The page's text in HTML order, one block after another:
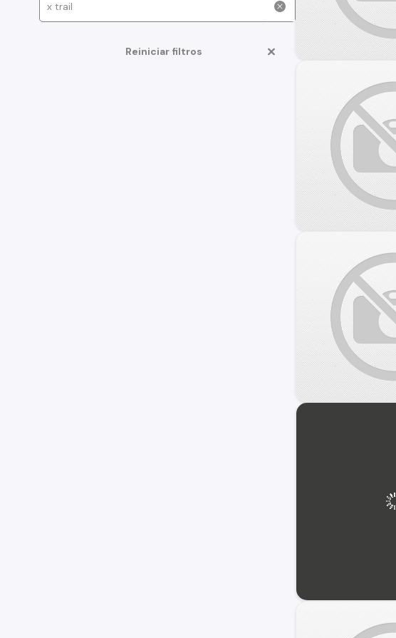
Reiniciar filtros